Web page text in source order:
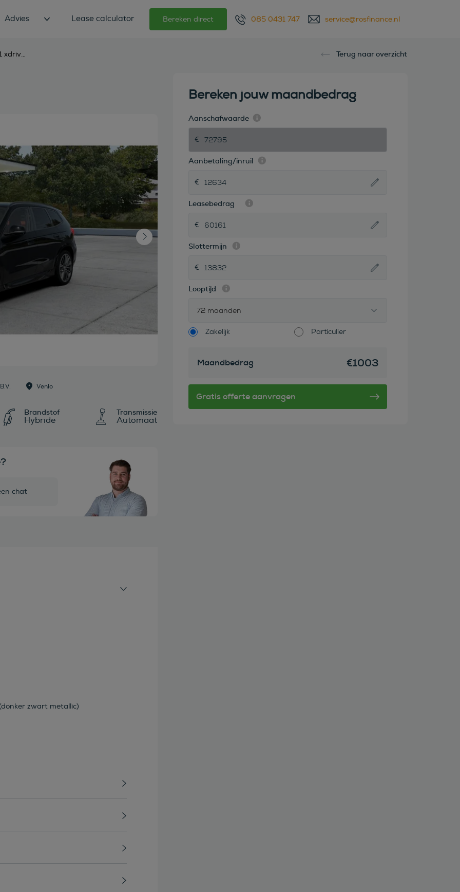
Advies Lease calculator Bereken direct 085 0431 747 service@rosfinance.nl
bmw x1 xdrive25e m sport automaat Terug naar overzicht
Venlo
Brandstof
Hybride
Transmissie
Automaat
chat
zwart metallic)
Bereken jouw maandbedrag
Aanschafwaarde
Aanbetaling/inruil
Leasebedrag
Slottermijn
Looptijd
72 maanden
Zakelijk Particulier
Maandbedrag €1003